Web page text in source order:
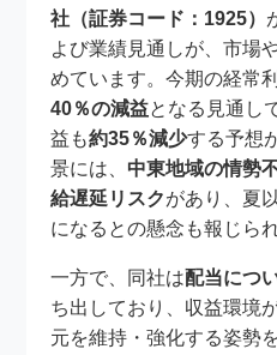
社（証券コード：1925）
よび業績見通しが、市場
めています。今期の経常
40％の減益となる見通し
益も約35％減少する予想
景には、 中東地域の情勢
給遅延リスクがあり、夏
になるとの懸念も報じら
一方で、同社は配当につ
ち出しており、収益環境
元を維持・強化する姿勢